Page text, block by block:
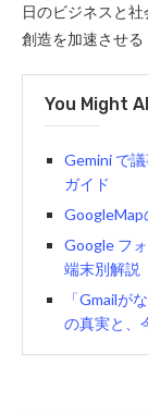
日のビジネスと
創造を加速させる
You Might
Gemini で
ガイド
GoogleMap
Google フ
端末別解説
「Gmailが
の真実と、